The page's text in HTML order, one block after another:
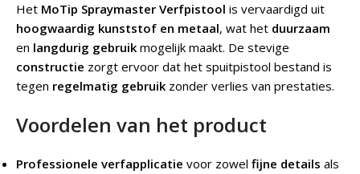
Het MoTip Spraymaster Verfpistool is vervaardigd uit
hoogwaardig kunststof en metaal, wat het duurzaam
en langdurig gebruik mogelijk maakt. De stevige
constructie zorgt ervoor dat het spuitpistool bestand is
tegen regelmatig gebruik zonder verlies van prestaties.
Voordelen van het product
Professionele verfapplicatie voor zowel fijne details als